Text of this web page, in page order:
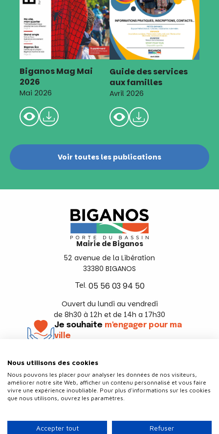
Biganos Mag Mai
2026
Mai 2026
Guide des services
aux familles
Avril 2026
Voir toutes les publications
Mairie de Biganos
52 avenue de la Libération
33380 BIGANOS
Tel. 05 56 03 94 50
Ouvert du lundi au vendredi
de 8h30 à 12h et de 14h a 17h30
Je souhaite m'engager pour ma
ville
Politique de confidentialité
Nous utilisons des cookies
Nous pouvons les placer pour analyser les données de nos visiteurs,
améliorer notre site Web, afficher un contenu personnalisé et vous faire
vivre une expérience inoubliable. Pour plus d'informations sur les cookies
que nous utilisons, ouvrez les paramètres.
Accepter tout Refuser